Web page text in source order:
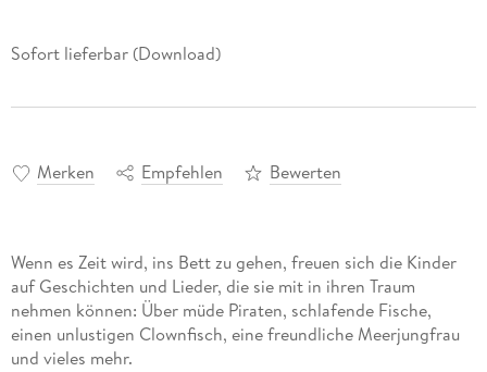
Sofort lieferbar (Download)
Merken Empfehlen Bewerten
Wenn es Zeit wird, ins Bett zu gehen, freuen sich die Kinder
auf Geschichten und Lieder, die sie mit in ihren Traum
nehmen können: Über müde Piraten, schlafende Fische,
einen unlustigen Clownfisch, eine freundliche Meerjungfrau
und vieles mehr.